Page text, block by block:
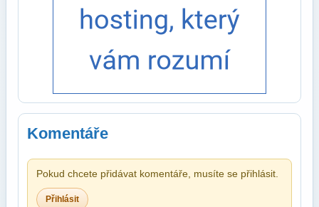
Komentáře
Pokud chcete přidávat komentáře, musíte se přihlásit.
Přihlásit